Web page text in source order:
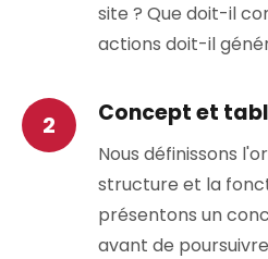
site ? Que doit-il
actions doit-il
Concept et
Nous définissons
structure et la
présentons un
avant de